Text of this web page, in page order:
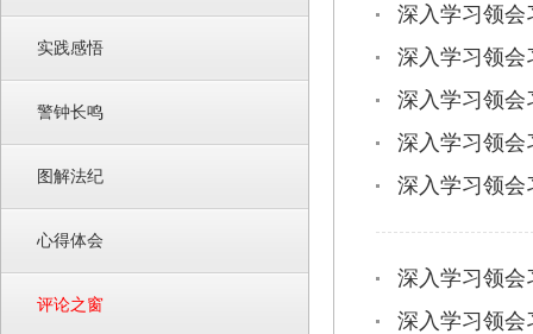
实践感悟
警钟长鸣
图解法纪
心得体会
评论之窗
深入学习领
深入学习领
深入学习领
深入学习领
深入学习领
深入学习领
深入学习领